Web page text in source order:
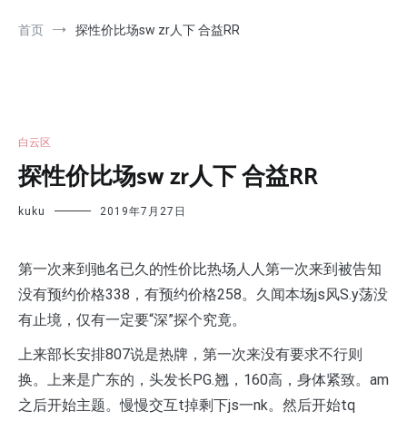
首页 探性价比场sw zr人下 合益RR
白云区
探性价比场sw zr人下 合益RR
kuku 2019年7月27日
第一次来到驰名已久的性价比热场人人第一次来到被告知
没有预约价格338，有预约价格258。久闻本场js风S.y荡没
有止境，仅有一定要“深”探个究竟。
上来部长安排807说是热牌，第一次来没有要求不行则
换。上来是广东的，头发长PG.翘，160高，身体紧致。am
之后开始主题。慢慢交互t掉剩下js一nk。然后开始tq